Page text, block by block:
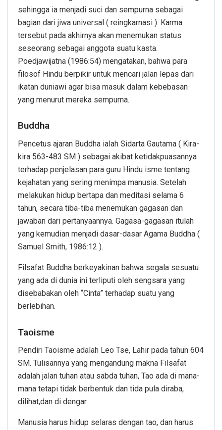
sehingga ia menjadi suci dan sempurna sebagai
bagian dari jiwa universal ( reingkarnasi ). Karma
tersebut pada akhirnya akan menemukan status
seseorang sebagai anggota suatu kasta.
Poedjawijatna (1986:54) mengatakan, bahwa para
filosof Hindu berpikir untuk mencari jalan lepas dari
ikatan duniawi agar bisa masuk dalam kebebasan
yang menurut mereka sempurna.
Buddha
Pencetus ajaran Buddha ialah Sidarta Gautama ( Kira-
kira 563-483 SM ) sebagai akibat ketidakpuasannya
terhadap penjelasan para guru Hindu isme tentang
kejahatan yang sering menimpa manusia. Setelah
melakukan hidup bertapa dan meditasi selama 6
tahun, secara tiba-tiba menemukan gagasan dan
jawaban dari pertanyaannya. Gagasa-gagasan itulah
yang kemudian menjadi dasar-dasar Agama Buddha (
Samuel Smith, 1986:12 ).
Filsafat Buddha berkeyakinan bahwa segala sesuatu
yang ada di dunia ini terliputi oleh sengsara yang
disebabakan oleh “Cinta” terhadap suatu yang
berlebihan.
Taoisme
Pendiri Taoisme adalah Leo Tse, Lahir pada tahun 604
SM. Tulisannya yang mengandung makna Filsafat
adalah jalan tuhan atau sabda tuhan, Tao ada di mana-
mana tetapi tidak berbentuk dan tida pula diraba,
dilihat,dan di dengar.
Manusia harus hidup selaras dengan tao, dan harus